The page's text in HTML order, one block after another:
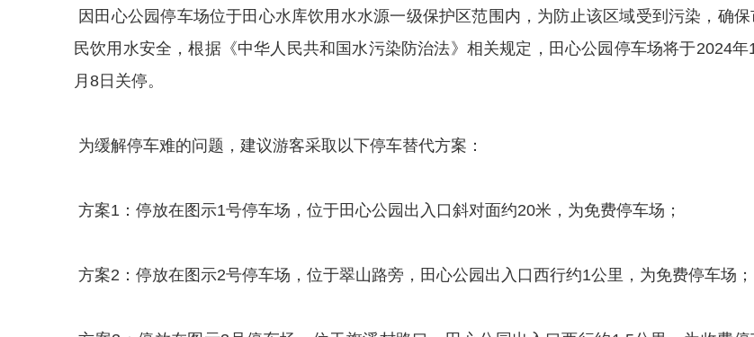
因田心公园停车场位于田心水库饮用水水源一级保护区范围内，为防止该区域受到污染，确保
民饮用水安全，根据《中华人民共和国水污染防治法》相关规定，田心公园停车场将于2024年
月8日关停。
为缓解停车难的问题，建议游客采取以下停车替代方案：
方案1：停放在图示1号停车场，位于田心公园出入口斜对面约20米，为免费停车场；
方案2：停放在图示2号停车场，位于翠山路旁，田心公园出入口西行约1公里，为免费停车场；